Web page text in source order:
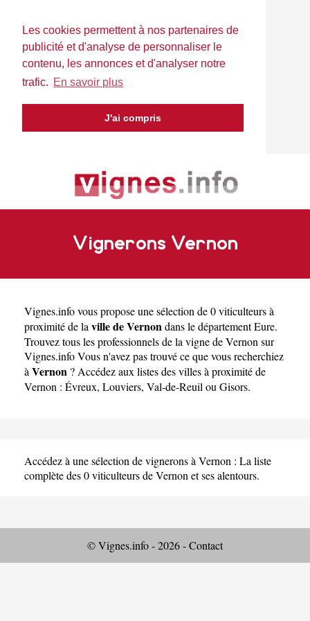
Les cookies permettent à nos partenaires de
publicité et d'analyse de personnaliser le
contenu, les annonces et d'analyser notre
trafic. En savoir plus
J'ai compris
Vignerons Vernon
Vignes.infovous propose une sélection de 0 viticulteurs à
proximité de la ville de Vernondans le départementEure.
Trouvez tous les professionnels de la vigne de Vernon sur
Vignes.info Vous n'avez pas trouvé ce que vous recherchiez
à Vernon ? Accédez aux listes des villes à proximité de
Vernon : Évreux, Louviers, Val-de-Reuil ou Gisors.
Accédez à une sélection de vignerons à Vernon : La liste
complète des 0 viticulteurs de Vernon et ses alentours.
© Vignes.info - 2026 -Contact